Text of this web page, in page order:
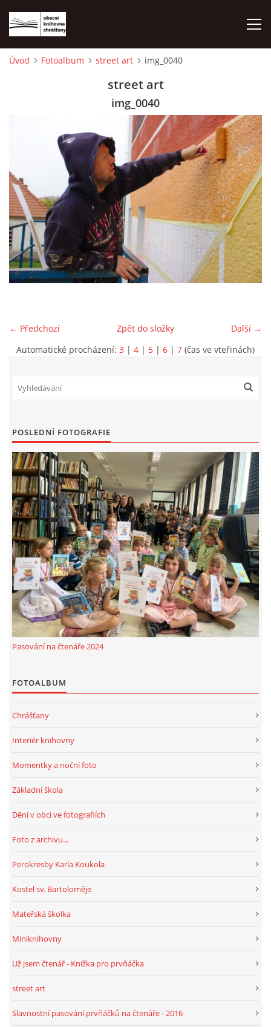
VÝPŮJČNÍ DOBA
KONTAKTY
ON-LINE KATALOG
WEBOVÁ KAMERA
STREET ART
PROJEKT FLYNN "KNIHOVNA" CARSEN
E-KNIHY DO KAŽDÉ KNIHOVNY
GRANTY A DOTACE
MOBILNÍ APLIKACE
FREE WIFI
VÝZNAČNÍ RODÁCI
NAPSALI O NÁS....
KNIHOVNÍ ŘÁD
Nahoru ↑
Úvod Fotoalbum street art img_0040
street art
img_0040
← Předchozí Další →
Zpět do složky
Automatické procházení: 3 | 4 | 5 | 6 | 7 (čas ve vteřinách)
POSLEDNÍ FOTOGRAFIE
Pasování na čtenáře 2024
FOTOALBUM
Chrášťany
Interiér knihovny
Momentky a noční foto
Základní škola
Dění v obci ve fotografiích
Foto z archivu...
Perokresby Karla Koukola
Kostel sv. Bartoloměje
Mateřská školka
Miniknihovny
Už jsem čtenář - Knížka pro prvňáčka
street art
Slavnostní pasování prvňáčků na čtenáře - 2016